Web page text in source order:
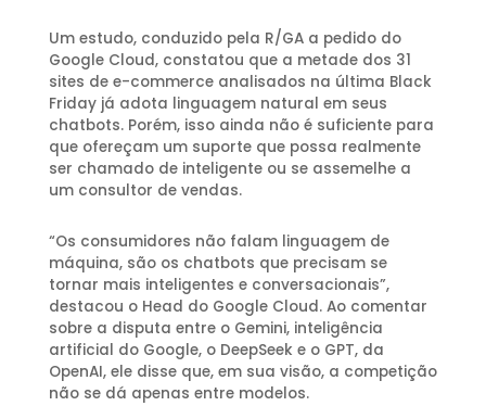
Um estudo, conduzido pela R/GA a pedido do
Google Cloud, constatou que a metade dos 31
sites de e-commerce analisados na última Black
Friday já adota linguagem natural em seus
chatbots. Porém, isso ainda não é suficiente para
que ofereçam um suporte que possa realmente
ser chamado de inteligente ou se assemelhe a
um consultor de vendas.
“Os consumidores não falam linguagem de
máquina, são os chatbots que precisam se
tornar mais inteligentes e conversacionais”,
destacou o Head do Google Cloud. Ao comentar
sobre a disputa entre o Gemini, inteligência
artificial do Google, o DeepSeek e o GPT, da
OpenAI, ele disse que, em sua visão, a competição
não se dá apenas entre modelos.